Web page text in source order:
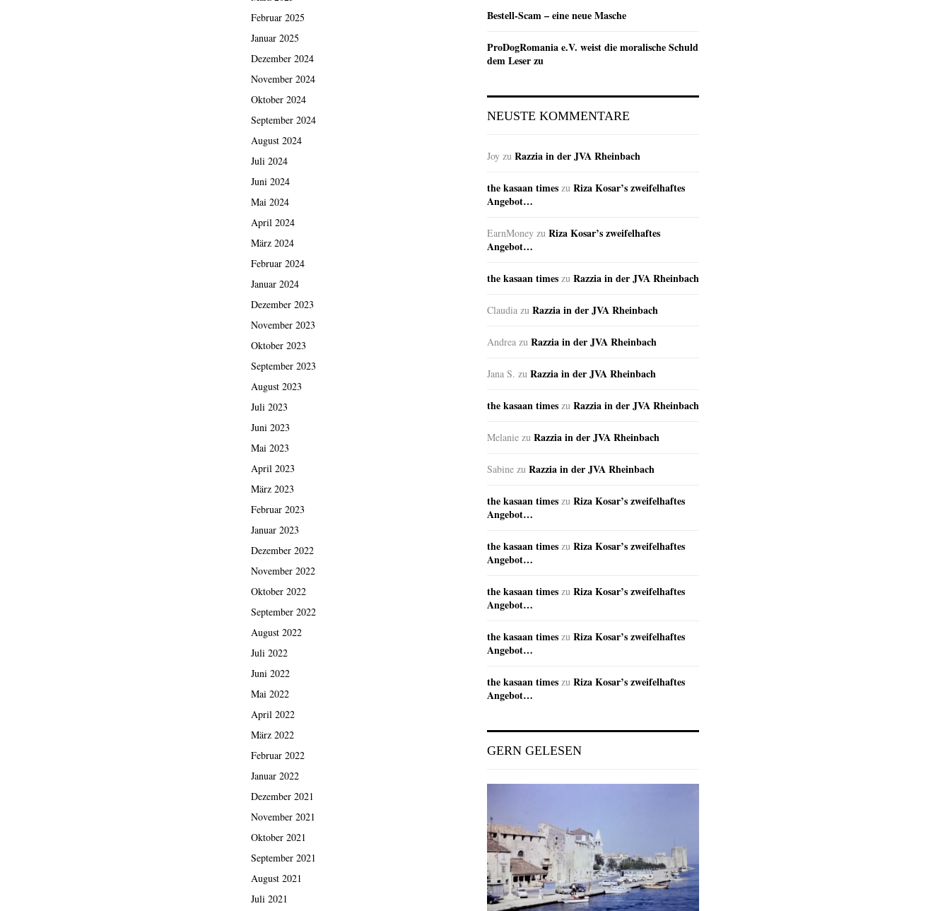
Februar 2025
Januar 2025
Dezember 2024
November 2024
Oktober 2024
September 2024
August 2024
Juli 2024
Juni 2024
Mai 2024
April 2024
März 2024
Februar 2024
Januar 2024
Dezember 2023
November 2023
Oktober 2023
September 2023
August 2023
Juli 2023
Juni 2023
Mai 2023
April 2023
März 2023
Februar 2023
Januar 2023
Dezember 2022
November 2022
Oktober 2022
September 2022
August 2022
Juli 2022
Juni 2022
Mai 2022
April 2022
März 2022
Februar 2022
Januar 2022
Dezember 2021
November 2021
Oktober 2021
September 2021
August 2021
Juli 2021
Bestell-Scam – eine neue Masche
ProDogRomania e.V. weist die moralische Schuld
dem Leser zu
NEUSTE KOMMENTARE
Joy zu Razzia in der JVA Rheinbach
the kasaan times zu Riza Kosar’s zweifelhaftes
Angebot…
EarnMoney zu Riza Kosar’s zweifelhaftes
Angebot…
the kasaan times zu Razzia in der JVA Rheinbach
Claudia zu Razzia in der JVA Rheinbach
Andrea zu Razzia in der JVA Rheinbach
Jana S. zu Razzia in der JVA Rheinbach
the kasaan times zu Razzia in der JVA Rheinbach
Melanie zu Razzia in der JVA Rheinbach
Sabine zu Razzia in der JVA Rheinbach
the kasaan times zu Riza Kosar’s zweifelhaftes
Angebot…
the kasaan times zu Riza Kosar’s zweifelhaftes
Angebot…
the kasaan times zu Riza Kosar’s zweifelhaftes
Angebot…
the kasaan times zu Riza Kosar’s zweifelhaftes
Angebot…
the kasaan times zu Riza Kosar’s zweifelhaftes
Angebot…
GERN GELESEN